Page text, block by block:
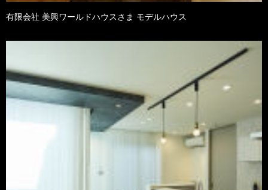
有限会社 美興ワールドハウスさま モデルハウス